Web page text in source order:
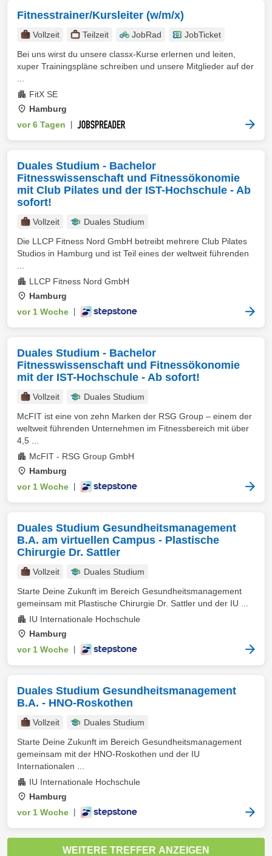
Fitnesstrainer/Kursleiter (w/m/x)
Vollzeit Teilzeit JobRad
JobTicket
Bei uns wirst du unsere classx-Kurse erlernen und leiten,
xuper Trainingspläne schreiben und unsere Mitglieder auf der
FitX SE
Hamburg
vor 6 Tagen
Duales Studium - Bachelor
Fitnesswissenschaft und Fitnessökonomie
mit Club Pilates und der IST-Hochschule - Ab
sofort!
Vollzeit
Duales Studium
Die LLCP Fitness Nord GmbH betreibt mehrere Club Pilates
Studios in Hamburg und ist Teil eines der weltweit führenden
LLCP Fitness Nord GmbH
Hamburg
vor 1 Woche
Duales Studium - Bachelor
Fitnesswissenschaft und Fitnessökonomie
mit der IST-Hochschule - Ab sofort!
Vollzeit
Duales Studium
McFIT ist eine von zehn Marken der RSG Group – einem der
weltweit führenden Unternehmen im Fitnessbereich mit über
4,5 ...
McFIT - RSG Group GmbH
Hamburg
vor 1 Woche
Duales Studium Gesundheitsmanagement
B.A. am virtuellen Campus - Plastische
Chirurgie Dr. Sattler
Vollzeit
Duales Studium
Starte Deine Zukunft im Bereich Gesundheitsmanagement
gemeinsam mit Plastische Chirurgie Dr. Sattler und der IU ...
IU Internationale Hochschule
Hamburg
vor 1 Woche
Duales Studium Gesundheitsmanagement
B.A. - HNO-Roskothen
Vollzeit
Duales Studium
Starte Deine Zukunft im Bereich Gesundheitsmanagement
gemeinsam mit der HNO-Roskothen und der IU
Internationalen ...
IU Internationale Hochschule
Hamburg
vor 1 Woche
WEITERE TREFFER ANZEIGEN